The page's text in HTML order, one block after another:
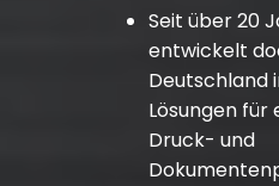
Seit über 20
entwickelt
Deutschland
Lösungen für
Druck- und